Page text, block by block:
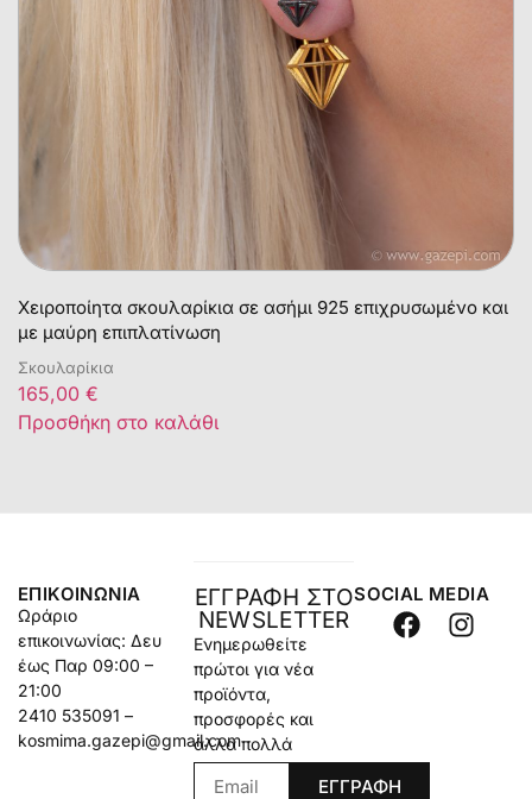
Χειροποίητα σκουλαρίκια σε ασήμι 925 επιχρυσωμένο και
με μαύρη επιπλατίνωση
Σκουλαρίκια
165,00 €
Προσθήκη στο καλάθι
ΕΠΙΚΟΙΝΩΝΊΑ
Ωράριο
επικοινωνίας: Δευ
έως Παρ 09:00 –
21:00
2410 535091 –
kosmima.gazepi@gmail.com
ΕΓΓΡΑΦΗ ΣΤΟ
NEWSLETTER
Ενημερωθείτε
πρώτοι για νέα
προϊόντα,
προσφορές και
άλλα πολλά
ΕΓΓΡΑΦΗ
SOCIAL MEDIA